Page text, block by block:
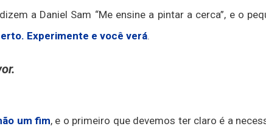
a Daniel Sam “Me ensine a pintar a cerca”, e o
Experimente e você verá.
um fim, e o primeiro que devemos ter claro é a